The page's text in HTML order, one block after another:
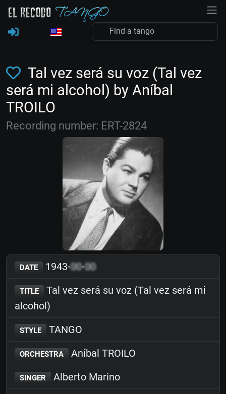
Tal vez será su voz (Tal vez
será mi alcohol) by Aníbal
TROILO
Recording number: ERT-2824
DATE 1943-00-00
TITLE
Tal vez será su voz (Tal vez será mi
alcohol)
STYLE TANGO
ORCHESTRA Aníbal TROILO
SINGER Alberto Marino